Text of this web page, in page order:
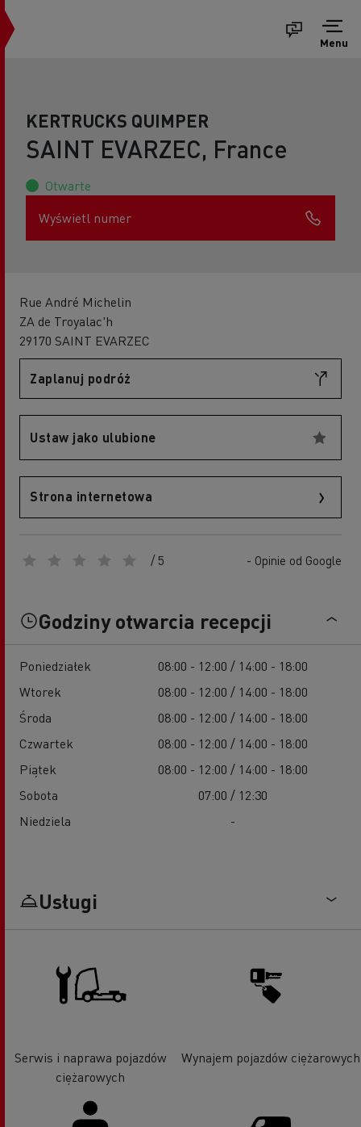
Menu
KERTRUCKS QUIMPER
SAINT EVARZEC, France
Otwarte
Wyświetl numer
Rue André Michelin
ZA de Troyalac'h
29170 SAINT EVARZEC
Zaplanuj podróż
Ustaw jako ulubione
Strona internetowa
/ 5 - Opinie od Google
Godziny otwarcia recepcji
Poniedziałek
08:00 - 12:00 / 14:00 - 18:00
Wtorek
08:00 - 12:00 / 14:00 - 18:00
Środa
08:00 - 12:00 / 14:00 - 18:00
Czwartek
08:00 - 12:00 / 14:00 - 18:00
Piątek
08:00 - 12:00 / 14:00 - 18:00
Sobota
07:00 / 12:30
Niedziela
-
Usługi
Serwis i naprawa pojazdów
ciężarowych
Wynajem pojazdów ciężarowych